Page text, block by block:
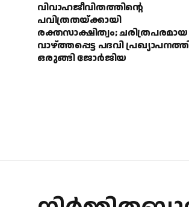
വിവാഹജീവിതത്തിന്റെ
പവിത്രതയ്ക്കായി
രക്തസാക്ഷിത്വം; ചരിത്രപരമായ
വാഴ്ത്തപ്പെട്ട പദവി
ഒരുങ്ങി ജോര്‍ജിയ